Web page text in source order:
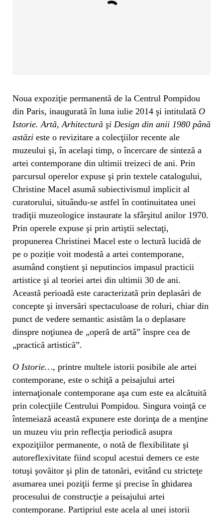
Noua expoziţie permanentă de la Centrul Pompidou
din Paris, inaugurată în luna iulie 2014 şi intitulată O
Istorie. Artă, Arhitectură şi Design din anii 1980 până
astăzi este o revizitare a colecţiilor recente ale
muzeului şi, în acelaşi timp, o încercare de sinteză a
artei contemporane din ultimii treizeci de ani. Prin
parcursul operelor expuse şi prin textele catalogului,
Christine Macel asumă subiectivismul implicit al
curatorului, situându-se astfel în continuitatea unei
tradiţii muzeologice instaurate la sfârşitul anilor 1970.
Prin operele expuse şi prin artiştii selectaţi,
propunerea Christinei Macel este o lectură lucidă de
pe o poziție voit modestă a artei contemporane,
asumând conştient şi neputincios impasul practicii
artistice şi al teoriei artei din ultimii 30 de ani.
Această perioadă este caracterizată prin deplasări de
concepte şi inversări spectaculoase de roluri, chiar din
punct de vedere semantic asistăm la o deplasare
dinspre noţiunea de „operă de artă” înspre cea de
„practică artistică”.
O Istorie…, printre multele istorii posibile ale artei
contemporane, este o schiţă a peisajului artei
internaţionale contemporane aşa cum este ea alcătuită
prin colecţiile Centrului Pompidou. Singura voinţă ce
întemeiază această expunere este dorinţa de a menţine
un muzeu viu prin reflecţia periodică asupra
expoziţiilor permanente, o notă de flexibilitate şi
autoreflexivitate fiind scopul acestui demers ce este
totuşi şovăitor şi plin de tatonări, evitând cu stricteţe
asumarea unei poziţii ferme şi precise în ghidarea
procesului de construcţie a peisajului artei
contemporane. Partipriul este acela al unei istorii